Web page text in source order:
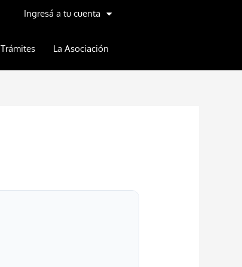
Ingresá a tu cuenta
Trámites La Asociación